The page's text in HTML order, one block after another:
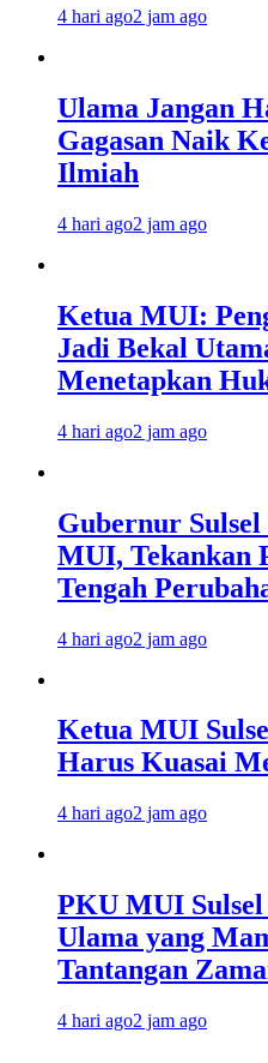
4 hari ago2 jam ago
Ulama Jangan
Gagasan Naik
Ilmiah
4 hari ago2 jam ago
Ketua MUI:
Jadi Bekal
Menetapkan
4 hari ago2 jam ago
Gubernur
MUI, Tekankan
Tengah
4 hari ago2 jam ago
Ketua MUI
Harus Kuasai
4 hari ago2 jam ago
PKU MUI
Ulama yang
Tantangan
4 hari ago2 jam ago